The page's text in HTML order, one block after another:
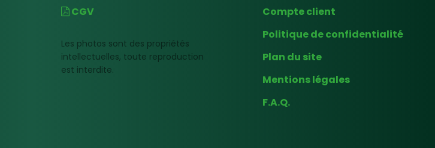
CGV
Les photos sont des propriétés
intellectuelles, toute reproduction
est interdite.
Compte client
Politique de confidentialité
Plan du site
Mentions légales
F.A.Q.